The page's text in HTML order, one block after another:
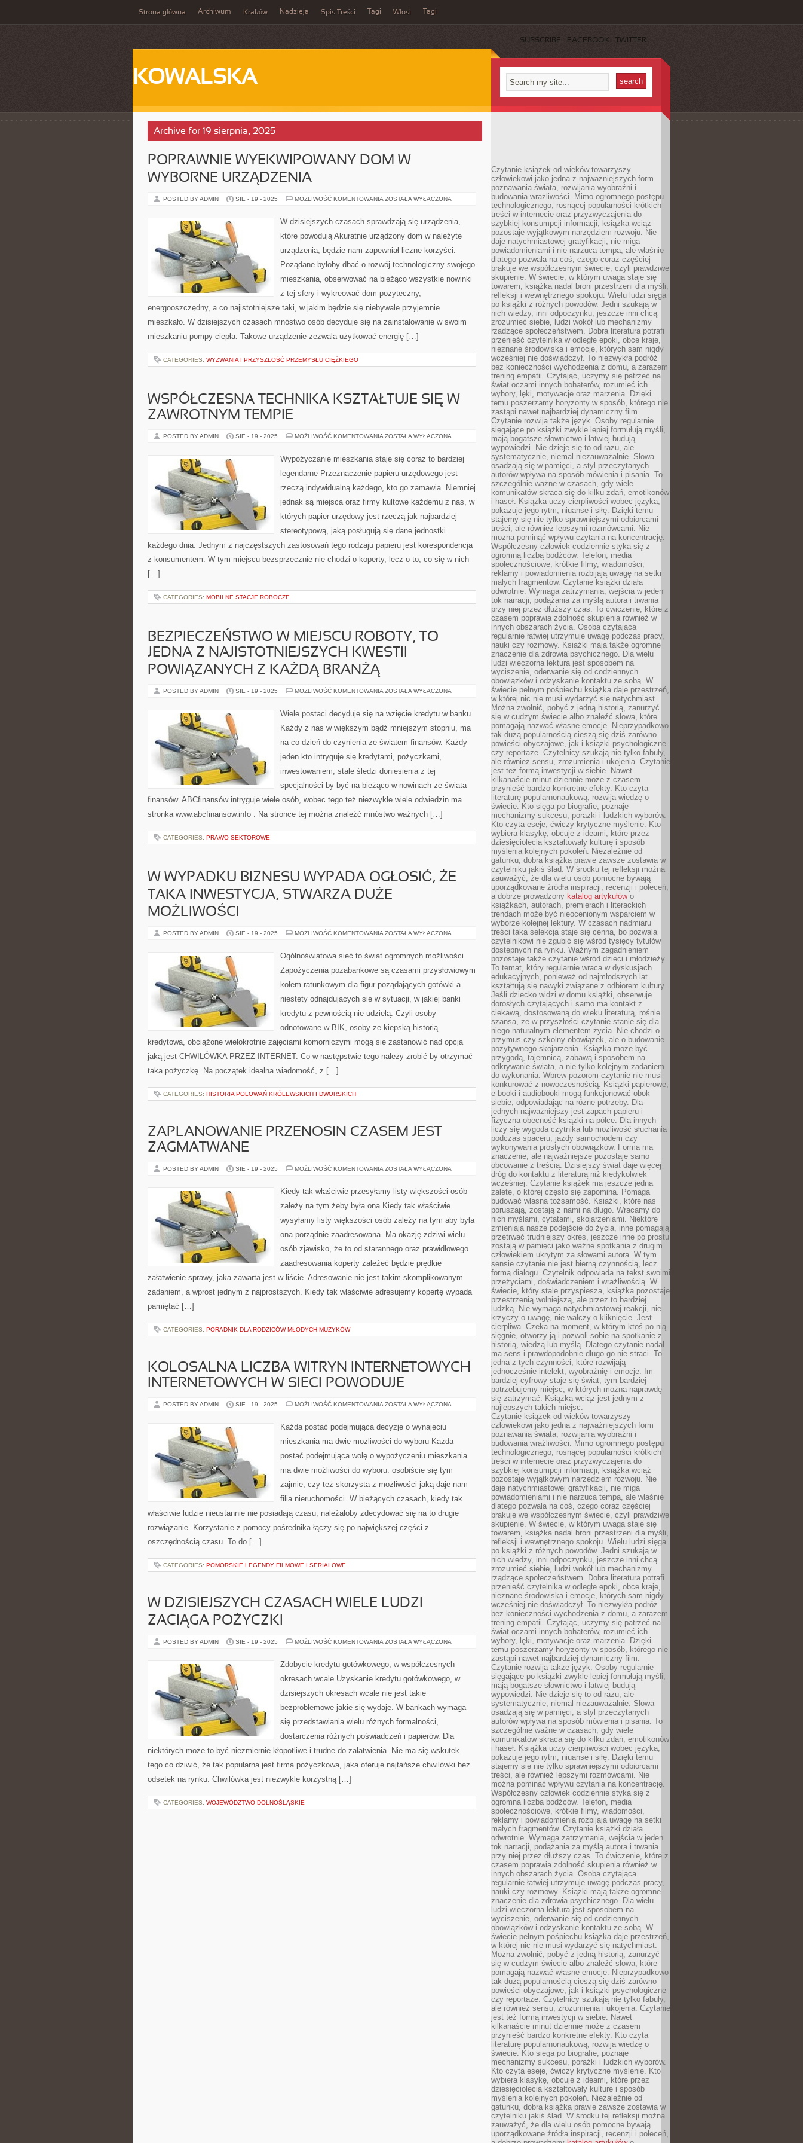
Strona główna Archiwum Kraków Nadzieja Spis Treści Tagi Włosi Tagi
SUBSCRIBE FACEBOOK TWITTER
KOWALSKA
Archive for 19 sierpnia, 2025
POPRAWNIE WYEKWIPOWANY DOM W
WYBORNE URZĄDZENIA
POSTED BY ADMIN SIE - 19 - 2025 MOŻLIWOŚĆ KOMENTOWANIA POPRAWNIE
WYBORNE
ZOSTAŁA WYŁĄCZONA
W dzisiejszych czasach sprawdzają się urządzenia,
które powodują Akuratnie urządzony dom w należyte
urządzenia, będzie nam zapewniał liczne korzyści.
Pożądane byłoby dbać o rozwój technologiczny swojego
mieszkania, obserwować na bieżąco wszystkie nowinki
z tej sfery i wykreować dom pożyteczny,
energooszczędny, a co najistotniejsze taki, w jakim będzie się niebywale przyjemnie
mieszkało. W dzisiejszych czasach mnóstwo osób decyduje się na zainstalowanie w swoim
mieszkaniu pompy ciepła. Takowe urządzenie zezwala użytkować energię […]
CATEGORIES: WYZWANIA I PRZYSZŁOŚĆ PRZEMYSŁU CIĘŻKIEGO
WSPÓŁCZESNA TECHNIKA KSZTAŁTUJE SIĘ W
ZAWROTNYM TEMPIE
POSTED BY ADMIN SIE - 19 - 2025 MOŻLIWOŚĆ KOMENTOWANIA WSPÓŁCZESNA
SIĘ
W
TEMPIE
ZOSTAŁA WYŁĄCZONA
Wypożyczanie mieszkania staje się coraz to bardziej
legendarne Przeznaczenie papieru urzędowego jest
rzeczą indywidualną każdego, kto go zamawia. Niemniej
jednak są miejsca oraz firmy kultowe każdemu z nas, w
których papier urzędowy jest rzeczą jak najbardziej
stereotypową, jaką posługują się dane jednostki
każdego dnia. Jednym z najczęstszych zastosowań tego rodzaju papieru jest korespondencja
z konsumentem. W tym miejscu bezsprzecznie nie chodzi o koperty, lecz o to, co się w nich
[…]
CATEGORIES: MOBILNE STACJE ROBOCZE
BEZPIECZEŃSTWO W MIEJSCU ROBOTY, TO
JEDNA Z NAJISTOTNIEJSZYCH KWESTII
POWIĄZANYCH Z KAŻDĄ BRANŻĄ
POSTED BY ADMIN SIE - 19 - 2025 MOŻLIWOŚĆ KOMENTOWANIA BEZPIECZEŃSTWO
ROBOTY,
TO
Z
KWESTII
Z
KAŻDĄ
BRANŻĄ
ZOSTAŁA WYŁĄCZONA
Wiele postaci decyduje się na wzięcie kredytu w banku.
Każdy z nas w większym bądź mniejszym stopniu, ma
na co dzień do czynienia ze światem finansów. Każdy
jeden kto intryguje się kredytami, pożyczkami,
inwestowaniem, stale śledzi doniesienia z tej
specjalności by być na bieżąco w nowinach ze świata
finansów. ABCfinansów intryguje wiele osób, wobec tego też niezwykle wiele odwiedzin ma
stronka www.abcfinansow.info . Na stronce tej można znaleźć mnóstwo ważnych […]
CATEGORIES: PRAWO SEKTOROWE
W WYPADKU BIZNESU WYPADA OGŁOSIĆ, ŻE
TAKA INWESTYCJA, STWARZA DUŻE
MOŻLIWOŚCI
POSTED BY ADMIN SIE - 19 - 2025 MOŻLIWOŚĆ KOMENTOWANIA W
OGŁOSIĆ,
TAKA
STWARZA
MOŻLIWOŚCI
ZOSTAŁA WYŁĄCZONA
Ogólnoświatowa sieć to świat ogromnych możliwości
Zapożyczenia pozabankowe są czasami przysłowiowym
kołem ratunkowym dla figur pożądających gotówki a
niestety odnajdujących się w sytuacji, w jakiej banki
kredytu z pewnością nie udzielą. Czyli osoby
odnotowane w BIK, osoby ze kiepską historią
kredytową, obciążone wielokrotnie zajęciami komorniczymi mogą się zastanowić nad opcją
jaką jest CHWILÓWKA PRZEZ INTERNET. Co w następstwie tego należy zrobić by otrzymać
taka pożyczkę. Na początek idealna wiadomość, z […]
CATEGORIES: HISTORIA POLOWAŃ KRÓLEWSKICH I DWORSKICH
ZAPLANOWANIE PRZENOSIN CZASEM JEST
ZAGMATWANE
POSTED BY ADMIN SIE - 19 - 2025 MOŻLIWOŚĆ KOMENTOWANIA ZAPLANOWANIE
JEST
ZAGMATWANE
ZOSTAŁA WYŁĄCZONA
Kiedy tak właściwie przesyłamy listy większości osób
zależy na tym żeby była ona Kiedy tak właściwie
wysyłamy listy większości osób zależy na tym aby była
ona porządnie zaadresowana. Ma okazję zdziwi wielu
osób zjawisko, że to od starannego oraz prawidłowego
zaadresowania koperty zależeć będzie prędkie
załatwienie sprawy, jaka zawarta jest w liście. Adresowanie nie jest takim skomplikowanym
zadaniem, a wprost jednym z najprostszych. Kiedy tak właściwie adresujemy kopertę wypada
pamiętać […]
CATEGORIES: PORADNIK DLA RODZICÓW MŁODYCH MUZYKÓW
KOLOSALNA LICZBA WITRYN INTERNETOWYCH
INTERNETOWYCH W SIECI POWODUJE
POSTED BY ADMIN SIE - 19 - 2025 MOŻLIWOŚĆ KOMENTOWANIA KOLOSALNA
INTERNETOWYCH
INTERNETOWYCH
SIECI
ZOSTAŁA WYŁĄCZONA
Każda postać podejmująca decyzję o wynajęciu
mieszkania ma dwie możliwości do wyboru Każda
postać podejmująca wolę o wypożyczeniu mieszkania
ma dwie możliwości do wyboru: osobiście się tym
zajmie, czy też skorzysta z możliwości jaką daje nam
filia nieruchomości. W bieżących czasach, kiedy tak
właściwie ludzie nieustannie nie posiadają czasu, należałoby zdecydować się na to drugie
rozwiązanie. Korzystanie z pomocy pośrednika łączy się po największej części z
oszczędnością czasu. To do […]
CATEGORIES: POMORSKIE LEGENDY FILMOWE I SERIALOWE
W DZISIEJSZYCH CZASACH WIELE LUDZI
ZACIĄGA POŻYCZKI
POSTED BY ADMIN SIE - 19 - 2025 MOŻLIWOŚĆ KOMENTOWANIA W
LUDZI
POŻYCZKI
ZOSTAŁA WYŁĄCZONA
Zdobycie kredytu gotówkowego, w współczesnych
okresach wcale Uzyskanie kredytu gotówkowego, w
dzisiejszych okresach wcale nie jest takie
bezproblemowe jakie się wydaje. W bankach wymaga
się przedstawiania wielu różnych formalności,
dostarczenia różnych poświadczeń i papierów. Dla
niektórych może to być niezmiernie kłopotliwe i trudne do załatwienia. Nie ma się wskutek
tego co dziwić, że tak popularna jest firma pożyczkowa, jaka oferuje najtańsze chwilówki bez
odsetek na rynku. Chwilówka jest niezwykle korzystną […]
CATEGORIES: WOJEWÓDZTWO DOLNOŚLĄSKIE
Czytanie książek od wieków towarzyszy
człowiekowi jako jedna z najważniejszych form
poznawania świata, rozwijania wyobraźni i
budowania wrażliwości. Mimo ogromnego postępu
technologicznego, rosnącej popularności krótkich
treści w internecie oraz przyzwyczajenia do
szybkiej konsumpcji informacji, książka wciąż
pozostaje wyjątkowym narzędziem rozwoju. Nie
daje natychmiastowej gratyfikacji, nie miga
powiadomieniami i nie narzuca tempa, ale właśnie
dlatego pozwala na coś, czego coraz częściej
brakuje we współczesnym świecie, czyli prawdziwe
skupienie. W świecie, w którym uwaga staje się
towarem, książka nadal broni przestrzeni dla myśli,
refleksji i wewnętrznego spokoju. Wielu ludzi sięga
po książki z różnych powodów. Jedni szukają w
nich wiedzy, inni odpoczynku, jeszcze inni chcą
zrozumieć siebie, ludzi wokół lub mechanizmy
rządzące społeczeństwem. Dobra literatura potrafi
przenieść czytelnika w odległe epoki, obce kraje,
nieznane środowiska i emocje, których sam nigdy
wcześniej nie doświadczył. To niezwykła podróż
bez konieczności wychodzenia z domu, a zarazem
trening empatii. Czytając, uczymy się patrzeć na
świat oczami innych bohaterów, rozumieć ich
wybory, lęki, motywacje oraz marzenia. Dzięki
temu poszerzamy horyzonty w sposób, którego nie
zastąpi nawet najbardziej dynamiczny film.
Czytanie rozwija także język. Osoby regularnie
sięgające po książki zwykle lepiej formułują myśli,
mają bogatsze słownictwo i łatwiej budują
wypowiedzi. Nie dzieje się to od razu, ale
systematycznie, niemal niezauważalnie. Słowa
osadzają się w pamięci, a styl przeczytanych
autorów wpływa na sposób mówienia i pisania. To
szczególnie ważne w czasach, gdy wiele
komunikatów skraca się do kilku zdań, emotikonów
i haseł. Książka uczy cierpliwości wobec języka,
pokazuje jego rytm, niuanse i siłę. Dzięki temu
stajemy się nie tylko sprawniejszymi odbiorcami
treści, ale również lepszymi rozmówcami. Nie
można pominąć wpływu czytania na koncentrację.
Współczesny człowiek codziennie styka się z
ogromną liczbą bodźców. Telefon, media
społecznościowe, krótkie filmy, wiadomości,
reklamy i powiadomienia rozbijają uwagę na setki
małych fragmentów. Czytanie książki działa
odwrotnie. Wymaga zatrzymania, wejścia w jeden
tok narracji, podążania za myślą autora i trwania
przy niej przez dłuższy czas. To ćwiczenie, które z
czasem poprawia zdolność skupienia również w
innych obszarach życia. Osoba czytająca
regularnie łatwiej utrzymuje uwagę podczas pracy,
nauki czy rozmowy. Książki mają także ogromne
znaczenie dla zdrowia psychicznego. Dla wielu
ludzi wieczorna lektura jest sposobem na
wyciszenie, oderwanie się od codziennych
obowiązków i odzyskanie kontaktu ze sobą. W
świecie pełnym pośpiechu książka daje przestrzeń,
w której nic nie musi wydarzyć się natychmiast.
Można zwolnić, pobyć z jedną historią, zanurzyć
się w cudzym świecie albo znaleźć słowa, które
pomagają nazwać własne emocje. Nieprzypadkowo
tak dużą popularnością cieszą się dziś zarówno
powieści obyczajowe, jak i książki psychologiczne
czy reportaże. Czytelnicy szukają nie tylko fabuły,
ale również sensu, zrozumienia i ukojenia. Czytanie
jest też formą inwestycji w siebie. Nawet
kilkanaście minut dziennie może z czasem
przynieść bardzo konkretne efekty. Kto czyta
literaturę popularnonaukową, rozwija wiedzę o
świecie. Kto sięga po biografie, poznaje
mechanizmy sukcesu, porażki i ludzkich wyborów.
Kto czyta eseje, ćwiczy krytyczne myślenie. Kto
wybiera klasykę, obcuje z ideami, które przez
dziesięciolecia kształtowały kulturę i sposób
myślenia kolejnych pokoleń. Niezależnie od
gatunku, dobra książka prawie zawsze zostawia w
czytelniku jakiś ślad. W środku tej refleksji można
zauważyć, że dla wielu osób pomocne bywają
uporządkowane źródła inspiracji, recenzji i poleceń,
a dobrze prowadzony katalog artykułówo
książkach, autorach, premierach i literackich
trendach może być nieocenionym wsparciem w
wyborze kolejnej lektury. W czasach nadmiaru
treści taka selekcja staje się cenna, bo pozwala
czytelnikowi nie zgubić się wśród tysięcy tytułów
dostępnych na rynku. Ważnym zagadnieniem
pozostaje także czytanie wśród dzieci i młodzieży.
To temat, który regularnie wraca w dyskusjach
edukacyjnych, ponieważ od najmłodszych lat
kształtują się nawyki związane z odbiorem kultury.
Jeśli dziecko widzi w domu książki, obserwuje
dorosłych czytających i samo ma kontakt z
ciekawą, dostosowaną do wieku literaturą, rośnie
szansa, że w przyszłości czytanie stanie się dla
niego naturalnym elementem życia. Nie chodzi o
przymus czy szkolny obowiązek, ale o budowanie
pozytywnego skojarzenia. Książka może być
przygodą, tajemnicą, zabawą i sposobem na
odkrywanie świata, a nie tylko kolejnym zadaniem
do wykonania. Wbrew pozorom czytanie nie musi
konkurować z nowoczesnością. Książki papierowe,
e-booki i audiobooki mogą funkcjonować obok
siebie, odpowiadając na różne potrzeby. Dla
jednych najważniejszy jest zapach papieru i
fizyczna obecność książki na półce. Dla innych
liczy się wygoda czytnika lub możliwość słuchania
podczas spaceru, jazdy samochodem czy
wykonywania prostych obowiązków. Forma ma
znaczenie, ale najważniejsze pozostaje samo
obcowanie z treścią. Dzisiejszy świat daje więcej
dróg do kontaktu z literaturą niż kiedykolwiek
wcześniej. Czytanie książek ma jeszcze jedną
zaletę, o której często się zapomina. Pomaga
budować własną tożsamość. Książki, które nas
poruszają, zostają z nami na długo. Wracamy do
nich myślami, cytatami, skojarzeniami. Niektóre
zmieniają nasze podejście do życia, inne pomagają
przetrwać trudniejszy okres, jeszcze inne po prostu
zostają w pamięci jako ważne spotkania z drugim
człowiekiem ukrytym za słowami autora. W tym
sensie czytanie nie jest bierną czynnością, lecz
formą dialogu. Czytelnik odpowiada na tekst swoimi
przeżyciami, doświadczeniem i wrażliwością. W
świecie, który stale przyspiesza, książka pozostaje
przestrzenią wolniejszą, ale przez to bardziej
ludzką. Nie wymaga natychmiastowej reakcji, nie
krzyczy o uwagę, nie walczy o kliknięcie. Jest
cierpliwa. Czeka na moment, w którym ktoś po nią
sięgnie, otworzy ją i pozwoli sobie na spotkanie z
historią, wiedzą lub myślą. Dlatego czytanie nadal
ma sens i prawdopodobnie długo go nie straci. To
jedna z tych czynności, które rozwijają
jednocześnie intelekt, wyobraźnię i emocje. Im
bardziej cyfrowy staje się świat, tym bardziej
potrzebujemy miejsc, w których można naprawdę
się zatrzymać. Książka wciąż jest jednym z
najlepszych takich miejsc.
Czytanie książek od wieków towarzyszy
człowiekowi jako jedna z najważniejszych form
poznawania świata, rozwijania wyobraźni i
budowania wrażliwości. Mimo ogromnego postępu
technologicznego, rosnącej popularności krótkich
treści w internecie oraz przyzwyczajenia do
szybkiej konsumpcji informacji, książka wciąż
pozostaje wyjątkowym narzędziem rozwoju. Nie
daje natychmiastowej gratyfikacji, nie miga
powiadomieniami i nie narzuca tempa, ale właśnie
dlatego pozwala na coś, czego coraz częściej
brakuje we współczesnym świecie, czyli prawdziwe
skupienie. W świecie, w którym uwaga staje się
towarem, książka nadal broni przestrzeni dla myśli,
refleksji i wewnętrznego spokoju. Wielu ludzi sięga
po książki z różnych powodów. Jedni szukają w
nich wiedzy, inni odpoczynku, jeszcze inni chcą
zrozumieć siebie, ludzi wokół lub mechanizmy
rządzące społeczeństwem. Dobra literatura potrafi
przenieść czytelnika w odległe epoki, obce kraje,
nieznane środowiska i emocje, których sam nigdy
wcześniej nie doświadczył. To niezwykła podróż
bez konieczności wychodzenia z domu, a zarazem
trening empatii. Czytając, uczymy się patrzeć na
świat oczami innych bohaterów, rozumieć ich
wybory, lęki, motywacje oraz marzenia. Dzięki
temu poszerzamy horyzonty w sposób, którego nie
zastąpi nawet najbardziej dynamiczny film.
Czytanie rozwija także język. Osoby regularnie
sięgające po książki zwykle lepiej formułują myśli,
mają bogatsze słownictwo i łatwiej budują
wypowiedzi. Nie dzieje się to od razu, ale
systematycznie, niemal niezauważalnie. Słowa
osadzają się w pamięci, a styl przeczytanych
autorów wpływa na sposób mówienia i pisania. To
szczególnie ważne w czasach, gdy wiele
komunikatów skraca się do kilku zdań, emotikonów
i haseł. Książka uczy cierpliwości wobec języka,
pokazuje jego rytm, niuanse i siłę. Dzięki temu
stajemy się nie tylko sprawniejszymi odbiorcami
treści, ale również lepszymi rozmówcami. Nie
można pominąć wpływu czytania na koncentrację.
Współczesny człowiek codziennie styka się z
ogromną liczbą bodźców. Telefon, media
społecznościowe, krótkie filmy, wiadomości,
reklamy i powiadomienia rozbijają uwagę na setki
małych fragmentów. Czytanie książki działa
odwrotnie. Wymaga zatrzymania, wejścia w jeden
tok narracji, podążania za myślą autora i trwania
przy niej przez dłuższy czas. To ćwiczenie, które z
czasem poprawia zdolność skupienia również w
innych obszarach życia. Osoba czytająca
regularnie łatwiej utrzymuje uwagę podczas pracy,
nauki czy rozmowy. Książki mają także ogromne
znaczenie dla zdrowia psychicznego. Dla wielu
ludzi wieczorna lektura jest sposobem na
wyciszenie, oderwanie się od codziennych
obowiązków i odzyskanie kontaktu ze sobą. W
świecie pełnym pośpiechu książka daje przestrzeń,
w której nic nie musi wydarzyć się natychmiast.
Można zwolnić, pobyć z jedną historią, zanurzyć
się w cudzym świecie albo znaleźć słowa, które
pomagają nazwać własne emocje. Nieprzypadkowo
tak dużą popularnością cieszą się dziś zarówno
powieści obyczajowe, jak i książki psychologiczne
czy reportaże. Czytelnicy szukają nie tylko fabuły,
ale również sensu, zrozumienia i ukojenia. Czytanie
jest też formą inwestycji w siebie. Nawet
kilkanaście minut dziennie może z czasem
przynieść bardzo konkretne efekty. Kto czyta
literaturę popularnonaukową, rozwija wiedzę o
świecie. Kto sięga po biografie, poznaje
mechanizmy sukcesu, porażki i ludzkich wyborów.
Kto czyta eseje, ćwiczy krytyczne myślenie. Kto
wybiera klasykę, obcuje z ideami, które przez
dziesięciolecia kształtowały kulturę i sposób
myślenia kolejnych pokoleń. Niezależnie od
gatunku, dobra książka prawie zawsze zostawia w
czytelniku jakiś ślad. W środku tej refleksji można
zauważyć, że dla wielu osób pomocne bywają
uporządkowane źródła inspiracji, recenzji i poleceń,